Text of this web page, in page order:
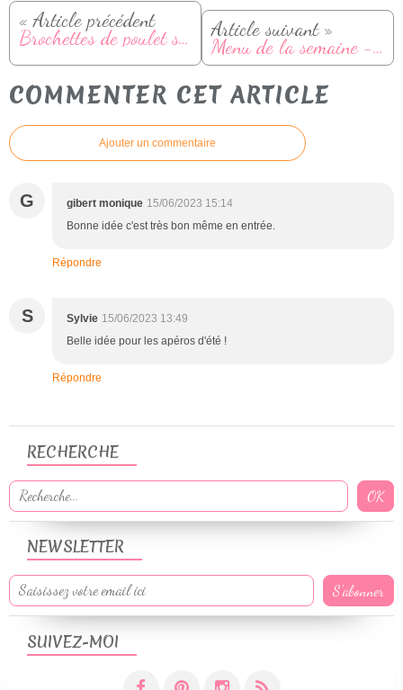
« Article précédent
Brochettes de poulet sucrées-salées Article suivant »
Menu de la semaine - Du 19 au 25 juin
COMMENTER CET ARTICLE
Ajouter un commentaire
G gibert monique 15/06/2023 15:14
Bonne idée c'est très bon même en entrée.
Répondre
S Sylvie 15/06/2023 13:49
Belle idée pour les apéros d'été !
Répondre
NEWSLETTER
SUIVEZ-MOI
RECHERCHE